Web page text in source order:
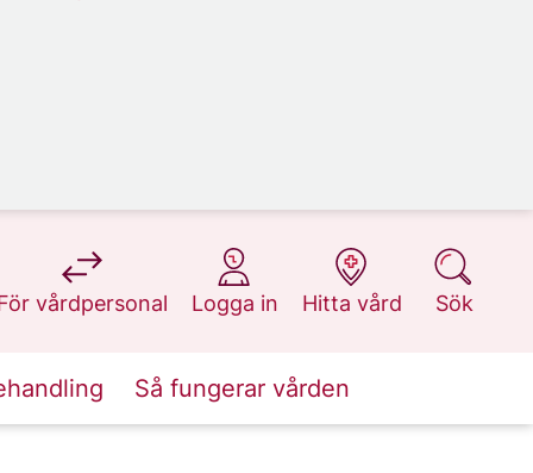
vårdpersonal
på 1177.se
Logga in
på 1177.se
Hitta vård
på 1177.se
Sök
på 1177.se
Så fungerar vården